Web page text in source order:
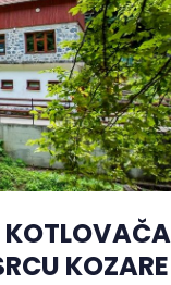
KOZARE